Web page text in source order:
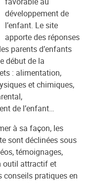
développement de
l’enfant. Le site
apporte des réponses
parents d’enfants
début de la
: alimentation,
et chimiques,
de l’enfant…
à sa façon, les
sont déclinées sous
témoignages,
outil attractif et
conseils pratiques en